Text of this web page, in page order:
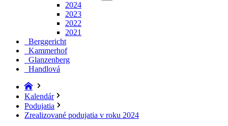
2024
2023
2022
2021
Berggericht
Kammerhof
Glanzenberg
Handlová
Kalendár
Podujatia
Zrealizované podujatia v roku 2024